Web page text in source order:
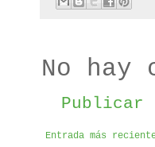
No hay
Publicar
Entrada más